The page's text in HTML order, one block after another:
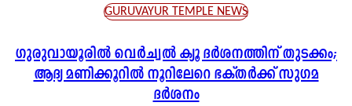
GURUVAYUR TEMPLE NEWS
ഗുരുവായൂരിൽ വെർച്വൽ ക്യൂ ദർശനത്തിന് തുടക്കം;
ആദ്യ മണിക്കൂറിൽ നൂറിലേറെ ഭക്തർക്ക് സുഗമ
ദർശനം